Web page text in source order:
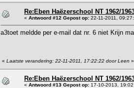
Re:Eben Haëzerschool NT 1962/
« Antwoord #12 Gepost op: 22-11-2011,
a3toet meldde per e-mail dat nr. 6 niet Krijn
« Laatste verandering: 22-11-2011, 17:22:22 door Leen »
Re:Eben Haëzerschool NT 1962/
« Antwoord #13 Gepost op: 17-10-2013,